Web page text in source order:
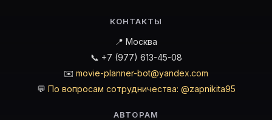
КОНТАКТЫ
📍 Москва
📞 +7 (977) 613-45-08
✉️ movie-planner-bot@yandex.com
💬 По вопросам сотрудничества: @zapnikita95
АВТОРАМ